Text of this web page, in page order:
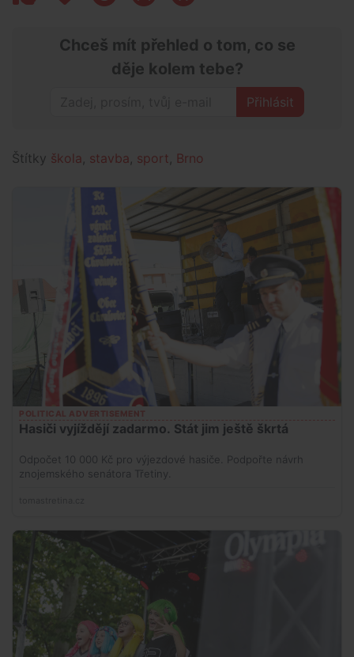
Chceš mít přehled o tom, co se
děje kolem tebe?
Přihlásit
Štítky škola stavba sport Brno